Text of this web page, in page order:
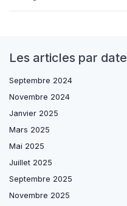
Les articles par date
Septembre 2024
Novembre 2024
Janvier 2025
Mars 2025
Mai 2025
Juillet 2025
Septembre 2025
Novembre 2025